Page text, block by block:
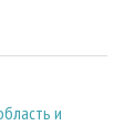
и